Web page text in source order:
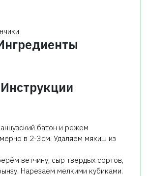
Инструкции
батон и режем
в 2-3см. Удаляем мякиш из
ветчину, сыр твердых сортов,
Нарезаем мелкими кубиками.